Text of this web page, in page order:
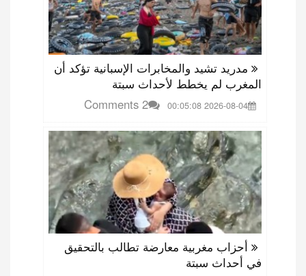
مدريد تشيد والمخابرات الإسبانية تؤكد أن
المغرب لم يخطط لأحداث سبتة
2026-08-04 00:05:08
2 Comments
أحزاب مغربية معارضة تطالب بالتحقيق
في أحداث سبتة